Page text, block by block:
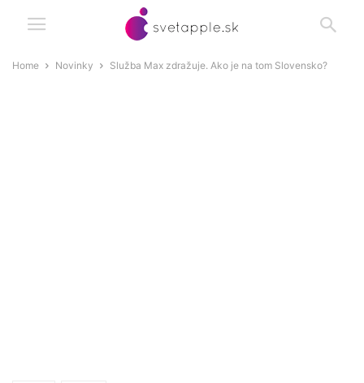
Home Novinky Služba Max zdražuje. Ako je na tom Slovensko?